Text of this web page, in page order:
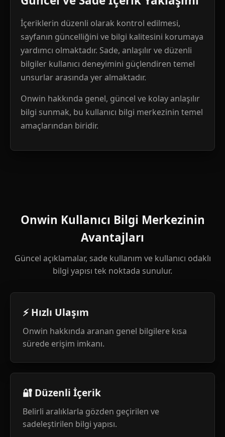
İçeriklerin düzenli olarak kontrol edilmesi,
sayfanın güncelliğini ve bilgi kalitesini korumaya
yardımcı olmaktadır. Sade, anlaşılır ve düzenli
bilgiler kullanıcı deneyimini güçlendiren temel
unsurlar arasında yer almaktadır.
Onwin hakkında genel, güncel ve kolay anlaşılır
bilgi sunmak, bu kullanıcı bilgi merkezinin temel
amaçlarından biridir.
Onwin Kullanıcı Bilgi Merkezinin
Avantajları
Güncel açıklamalar, sade kullanım ve kullanıcı odaklı
bilgi yapısı tek noktada sunulur.
⚡ Hızlı Ulaşım
Onwin hakkında aranan genel bilgilere kısa
sürede erişim imkanı.
🔐 Düzenli İçerik
Belirli aralıklarla gözden geçirilen ve
sadeleştirilen bilgi yapısı.